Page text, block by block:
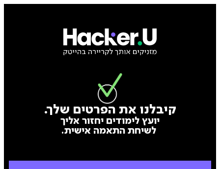
קיבלנו את הפרטים שלך.
יועץ לימודים יחזור אליך
לשיחת התאמה אישית.